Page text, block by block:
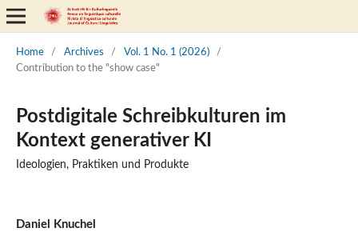
Home / Archives / Vol. 1 No. 1 (2026)
/
Contribution to the "show case"
Postdigitale Schreibkulturen im
Kontext generativer KI
Ideologien, Praktiken und Produkte
Daniel Knuchel